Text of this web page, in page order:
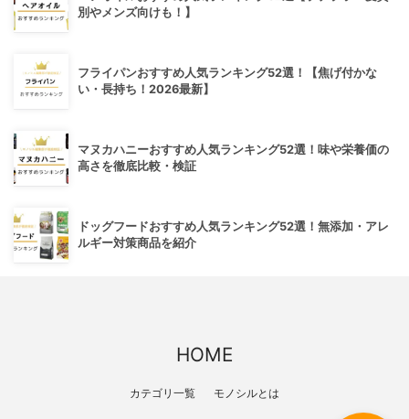
別やメンズ向けも！】
フライパンおすすめ人気ランキング52選！【焦げ付かな
い・長持ち！2026最新】
マヌカハニーおすすめ人気ランキング52選！味や栄養価の
高さを徹底比較・検証
ドッグフードおすすめ人気ランキング52選！無添加・アレ
ルギー対策商品を紹介
HOME
カテゴリ一覧 モノシルとは